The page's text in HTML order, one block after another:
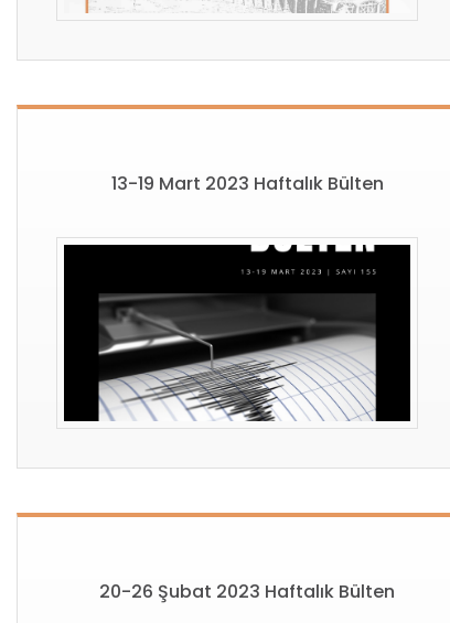
13-19 Mart 2023 Haftalık Bülten
20-26 Şubat 2023 Haftalık Bülten